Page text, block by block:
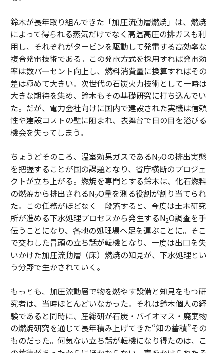
鈴木が長年取り組んできた「加圧流動層燃焼」は、燃焼
によって得られる蒸気だけでなく高温高圧の排ガスも利
用し、それぞれがタービンを駆動して発電する高効率な
複合発電技術である。この発電方式を採用すれば発電効
率は数パーセント向上し、燃料消費量に換算すればその
差は極めて大きい。次世代の石炭火力技術として一時は
大きな期待を集め、鈴木もその基礎研究に打ち込んでい
た。だが、電力会社向けに国内で建設された実機は信頼
性や建設コストの壁に阻まれ、表舞台で日の目を浴びる
機会を失ってしまう。
ちょうどそのころ、温室効果ガスであるN2Oの排出実態
を把握することが国の課題となり、省庁横断のプロジェ
クトが立ち上がる。燃焼を専門とする鈴木は、化石燃料
の燃焼から排出されるN2O量を測る役割が割り当てられ
た。この任務がほどなく一段落すると、今度は土木研究
所が進める下水処理プロセスから発生するN2O調査を手
伝うことになり、各地の処理場へ足を運ぶことに。そこ
で交わした冒頭の立ち話が転機となり、一度は出口を失
いかけた加圧流動層（床）燃焼の知見が、下水処理とい
う分野で生かされていく。
もっとも、加圧流動層で物を燃やす設備と知見をもつ研
究者は、当時ほとんどいなかった。それは鈴木個人の経
験であると同時に、産総研が石炭・バイオマス・廃棄物
の燃焼研究を通じて長年積み上げてきた“知の蓄積”その
ものだった。何気ない立ち話が転機になり得たのは、こ